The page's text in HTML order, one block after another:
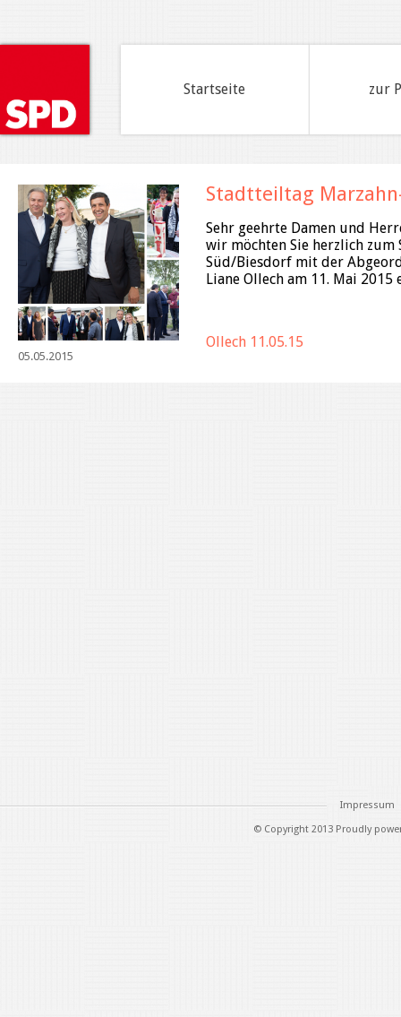
Startseite zur
05.05.2015
Stadtteiltag
Sehr geehrte Damen und
wir möchten Sie herzlich
Süd/Biesdorf mit der
Liane Ollech am 11. Mai 2015
Ollech 11.05.15
Impressum
© Copyright 2013 Proudly